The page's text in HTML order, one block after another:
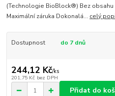
(Technologie BioBlock®) Bez
Maximální záruka Dokonalá... celý
Dostupnost do 7 dnů
244,12 Kč/ks
201,75 Kč bez DPH
Přidat do